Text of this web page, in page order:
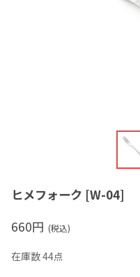
ヒメフォーク [W-04]
660円 (税込)
在庫数 44点